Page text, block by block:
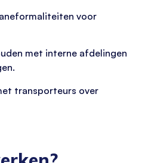
voor
met interne afdelingen
transporteurs over